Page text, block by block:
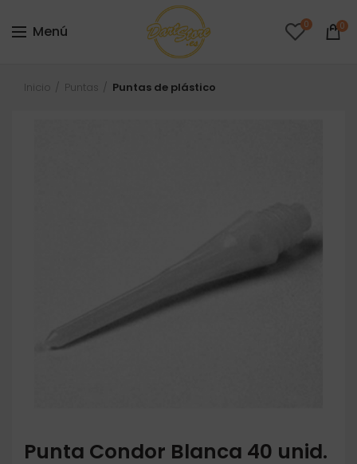
Menú 0 0
Inicio Puntas Puntas de plástico
Punta Condor Blanca 40 unid.